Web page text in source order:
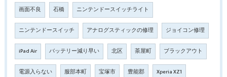
画面不良 石橋 ニンテンドースイッチライト
ニンテンドースイッチ アナログスティックの修理 ジョイコン修理
iPad Air バッテリー減り早い 北区 茶屋町 ブラックアウト
電源入らない 服部本町 宝塚市 豊能郡 Xperia XZ1